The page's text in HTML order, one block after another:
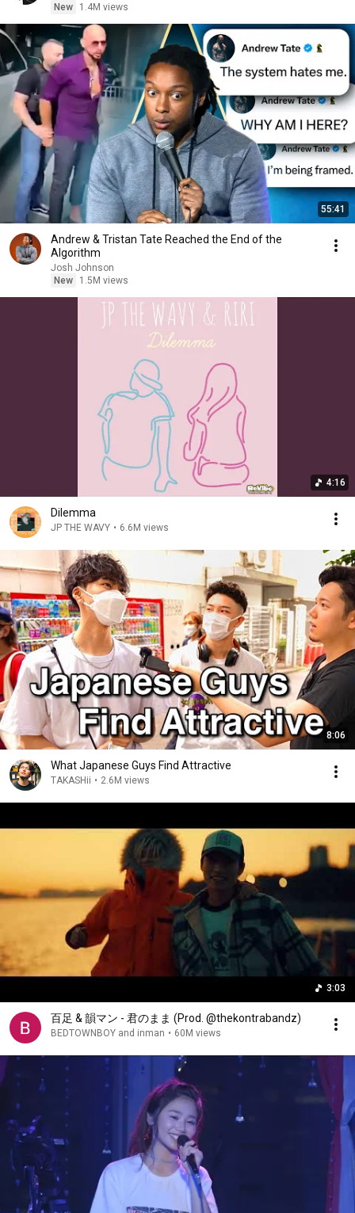
I love you and I need you
Oh, I love you, I do
And it’s more than you’ll ever know
Boy, it’s for sure
You can always count on my love
Forever more, yeah yeah
こっちからは言えないよ
できるのならば言いたい
そっちの気持ちどうなの
You don’t know what you mean to me
[chorus]
love JP The WAVY 😍😍😍😍😍
New 1.4M views
55:41
Andrew & Tristan Tate Reached the End of the
Algorithm
Josh Johnson
New
1.5M views
4:16
Dilemma
JP THE WAVY • 6.6M views
8:06
What Japanese Guys Find Attractive
TAKASHii • 2.6M views
3:03
百足 & 韻マン - 君のまま (Prod. @thekontrabandz)
BEDTOWNBOY and inman • 60M views